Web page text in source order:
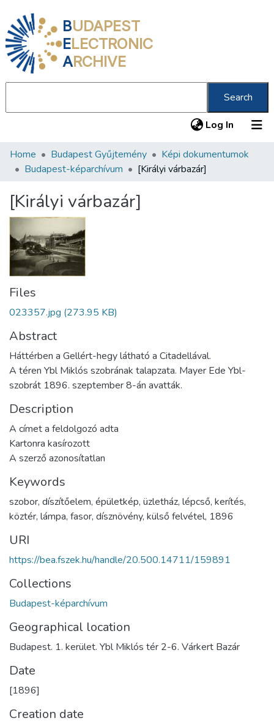
BUDAPEST
ELECTRONIC
ARCHIVE
Search
Log In (current)
Communities & Collections
Statistics
Home Budapest Gyűjtemény
Képi dokumentumok
Budapest-képarchívum
[Királyi várbazár]
[Királyi várbazár]
Files
023357.jpg (273.95 KB)
Abstract
Háttérben a Gellért-hegy látható a Citadellával.
A téren Ybl Miklós szobrának talapzata. Mayer Ede Ybl-
szobrát 1896. szeptember 8-án avatták.
Description
A címet a feldolgozó adta
Kartonra kasírozott
A szerző azonosítatlan
Keywords
szobor, díszítőelem, épületkép, üzletház, lépcső, kerítés,
köztér, lámpa, fasor, dísznövény, külső felvétel, 1896
URI
https://bea.fszek.hu/handle/20.500.14711/159891
Collections
Budapest-képarchívum
Geographical location
Budapest. 1. kerület. Ybl Miklós tér 2-6. Várkert Bazár
Date
[1896]
Creation date